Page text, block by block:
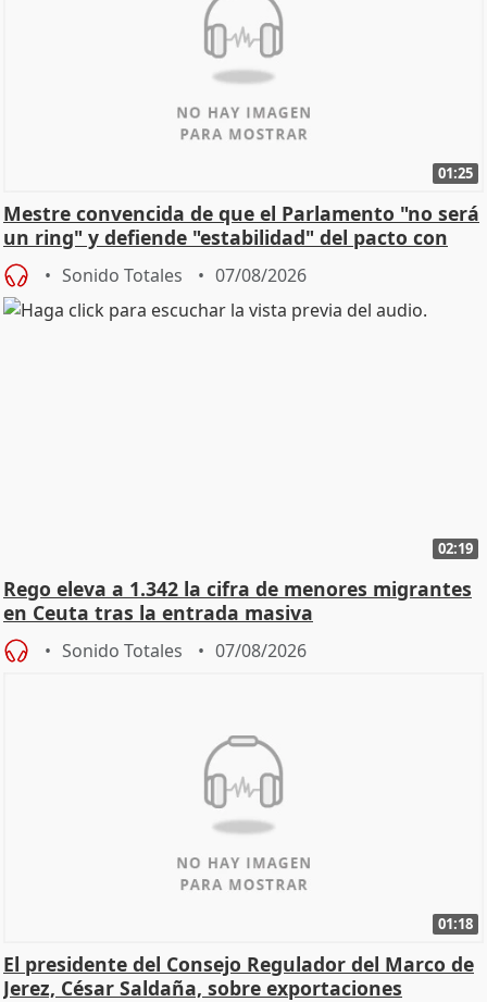
01:25
Mestre convencida de que el Parlamento "no será
un ring" y defiende "estabilidad" del pacto con
Vox
Sonido Totales 07/08/2026
02:19
Rego eleva a 1.342 la cifra de menores migrantes
en Ceuta tras la entrada masiva
Sonido Totales 07/08/2026
01:18
El presidente del Consejo Regulador del Marco de
Jerez, César Saldaña, sobre exportaciones